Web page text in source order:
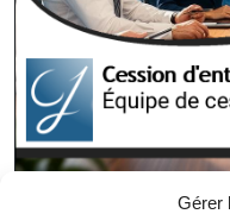
Gérer
Constituer une equipe de